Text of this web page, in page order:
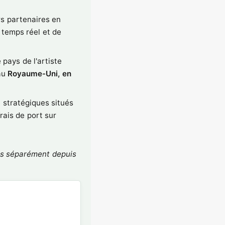
partenaires en
réel et de
pays de l'artiste
Royaume-Uni, en
stratégiques situés
de port sur
séparément depuis